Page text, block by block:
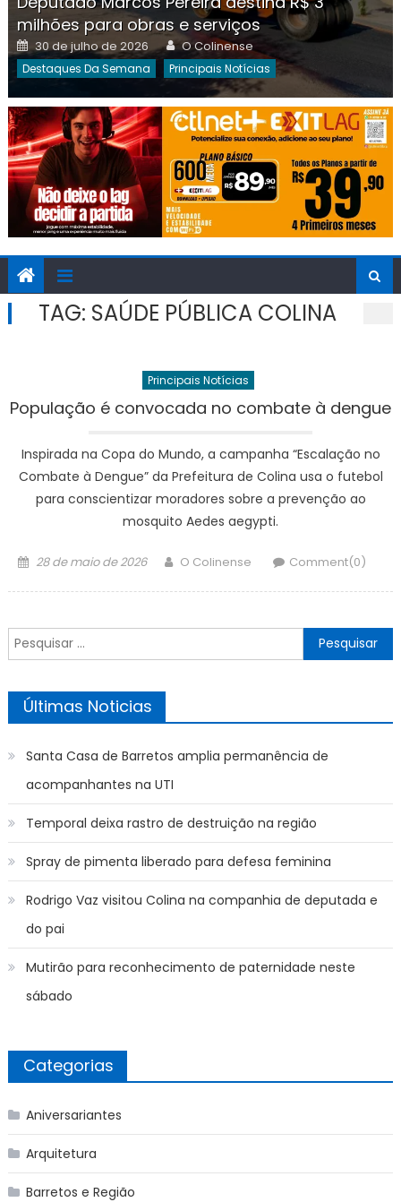
milhões para obras e serviços
Posted
on
30 de julho de 2026 Author
O Colinense
Destaques Da Semana Principais Notícias
TAG: SAÚDE PÚBLICA COLINA
Principais Notícias
População é convocada no combate à dengue
Inspirada na Copa do Mundo, a campanha “Escalação no
Combate à Dengue” da Prefeitura de Colina usa o futebol
para conscientizar moradores sobre a prevenção ao
mosquito Aedes aegypti.
Posted
28 de maio de 2026 Author
O Colinense Comment(0)
Pesquisar
por:
Últimas Noticias
Santa Casa de Barretos amplia permanência de
acompanhantes na UTI
Temporal deixa rastro de destruição na região
Spray de pimenta liberado para defesa feminina
Rodrigo Vaz visitou Colina na companhia de deputada e
do pai
Mutirão para reconhecimento de paternidade neste
sábado
Categorias
Aniversariantes
Arquitetura
Barretos e Região